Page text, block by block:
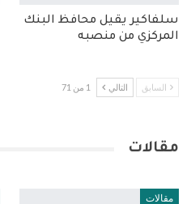
سلفاكير يقيل محافظ البنك
المركزي من منصبه
السابق التالي 1 من 71
مقالات
مقالات